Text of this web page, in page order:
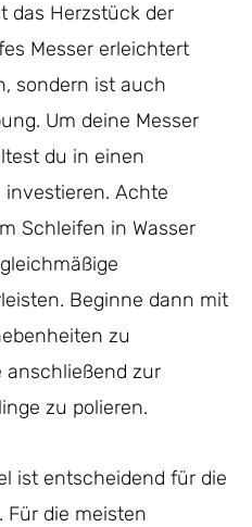
das Herzstück der
Messer erleichtert
sondern ist auch
Um deine Messer
du in einen
Achte
Schleifen in Wasser
Beginne dann mit
zu
anschließend zur
zu polieren.
ist entscheidend für die
Für die meisten